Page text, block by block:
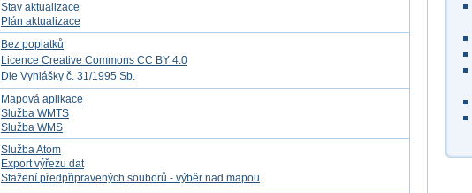
Stav aktualizace
Plán aktualizace
Bez poplatků
Licence Creative Commons CC BY 4.0
Dle Vyhlášky č. 31/1995 Sb.
Mapová aplikace
Služba WMTS
Služba WMS
Služba Atom
Export výřezu dat
Stažení předpřipravených souborů - výběr nad mapou